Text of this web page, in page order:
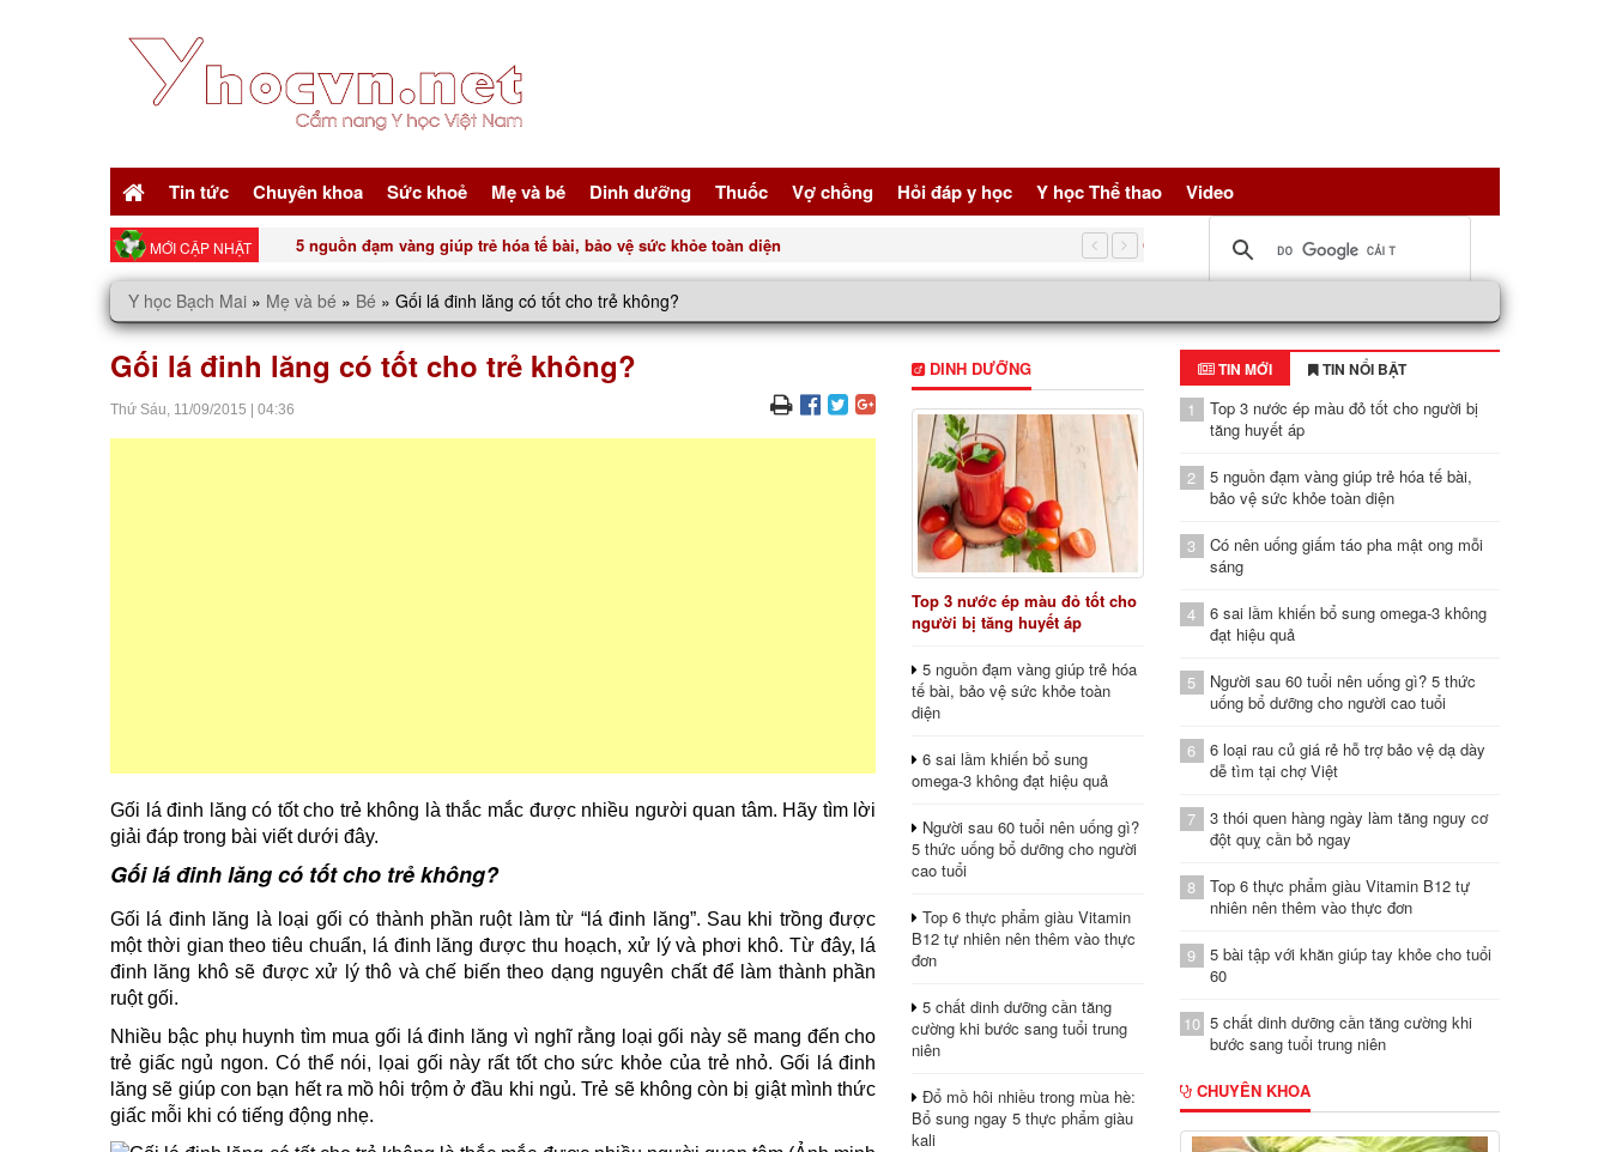
Tin tức Chuyên khoa Sức khoẻ Mẹ và bé Dinh dưỡng Thuốc Vợ chồng Hỏi đáp y học Y học Thể thao Video
MỚI CẬP NHẬT 5 nguồn đạm vàng giúp trẻ hóa tế bài, bảo vệ sức khỏe toàn diện Có nên uống giấm táo pha mật ong mỗi sáng
Y học Bạch Mai » Mẹ và bé » Bé » Gối lá đinh lăng có tốt cho trẻ không?
Gối lá đinh lăng có tốt cho trẻ không?
Thứ Sáu, 11/09/2015 04:36
Gối lá đinh lăng có tốt cho trẻ không là thắc mắc được nhiều người quan tâm. Hãy tìm lời
giải đáp trong bài viết dưới đây.
Gối lá đinh lăng có tốt cho trẻ không?
Gối lá đinh lăng là loại gối có thành phần ruột làm từ “lá đinh lăng”. Sau khi trồng được
một thời gian theo tiêu chuẩn, lá đinh lăng được thu hoạch, xử lý và phơi khô. Từ đây, lá
đinh lăng khô sẽ được xử lý thô và chế biến theo dạng nguyên chất để làm thành phần
ruột gối.
Nhiều bậc phụ huynh tìm mua gối lá đinh lăng vì nghĩ rằng loại gối này sẽ mang đến cho
trẻ giấc ngủ ngon. Có thể nói, lọai gối này rất tốt cho sức khỏe của trẻ nhỏ. Gối lá đinh
lăng sẽ giúp con bạn hết ra mồ hôi trộm ở đầu khi ngủ. Trẻ sẽ không còn bị giật mình thức
giấc mỗi khi có tiếng động nhẹ.
DINH DƯỠNG
Top 3 nước ép màu đỏ tốt cho
người bị tăng huyết áp
5 nguồn đạm vàng giúp trẻ hóa
tế bài, bảo vệ sức khỏe toàn
diện
6 sai lầm khiến bổ sung
omega-3 không đạt hiệu quả
Người sau 60 tuổi nên uống gì?
5 thức uống bổ dưỡng cho người
cao tuổi
Top 6 thực phẩm giàu Vitamin
B12 tự nhiên nên thêm vào thực
đơn
5 chất dinh dưỡng cần tăng
cường khi bước sang tuổi trung
niên
Đổ mồ hôi nhiều trong mùa hè:
Bổ sung ngay 5 thực phẩm giàu
kali
TIN MỚI TIN NỔI BẬT
1
Top 3 nước ép màu đỏ tốt cho người bị
tăng huyết áp
2
5 nguồn đạm vàng giúp trẻ hóa tế bài,
bảo vệ sức khỏe toàn diện
3
Có nên uống giấm táo pha mật ong mỗi
sáng
4
6 sai lầm khiến bổ sung omega-3 không
đạt hiệu quả
5
Người sau 60 tuổi nên uống gì? 5 thức
uống bổ dưỡng cho người cao tuổi
6
6 loại rau củ giá rẻ hỗ trợ bảo vệ dạ dày
dễ tìm tại chợ Việt
7
3 thói quen hàng ngày làm tăng nguy cơ
đột quỵ cần bỏ ngay
8
Top 6 thực phẩm giàu Vitamin B12 tự
nhiên nên thêm vào thực đơn
9
5 bài tập với khăn giúp tay khỏe cho tuổi
60
10 5 chất dinh dưỡng cần tăng cường khi
bước sang tuổi trung niên
CHUYÊN KHOA